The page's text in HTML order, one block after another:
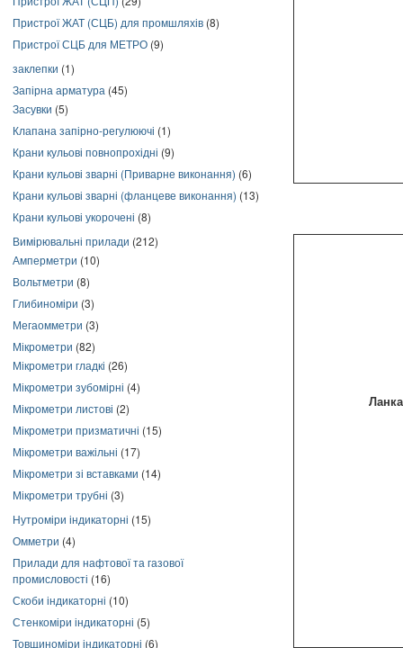
Пристрої ЖАТ (СЦБ) для промшляхів (8)
Пристрої СЦБ для МЕТРО (9)
заклепки (1)
Запірна арматура (45)
Засувки (5)
Клапана запірно-регулюючі (1)
Крани кульові повнопрохідні (9)
Крани кульові зварні (Приварне виконання) (6)
Крани кульові зварні (фланцеве виконання) (13)
Крани кульові укорочені (8)
Вимірювальні прилади (212)
Амперметри (10)
Вольтметри (8)
Глибиноміри (3)
Мегаомметри (3)
Мікрометри (82)
Мікрометри гладкі (26)
Мікрометри зубомірні (4)
Мікрометри листові (2)
Мікрометри призматичні (15)
Мікрометри важільні (17)
Мікрометри зі вставками (14)
Мікрометри трубні (3)
Нутроміри індикаторні (15)
Омметри (4)
Прилади для нафтової та газової
промисловості (16)
Скоби індикаторні (10)
Стенкоміри індикаторні (5)
Товщиноміри індикаторні (6)